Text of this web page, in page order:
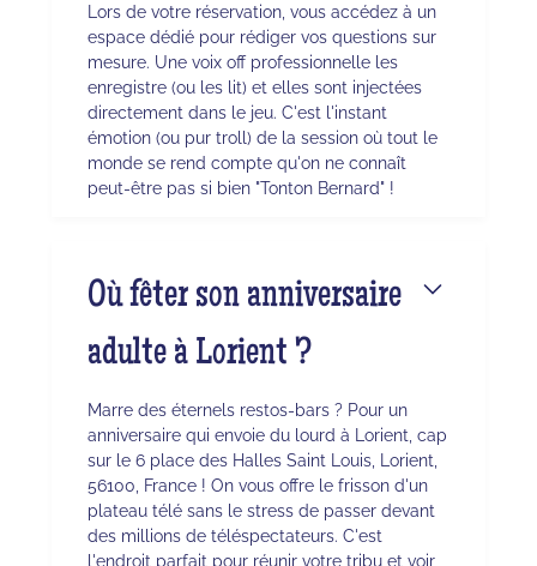
Lors de votre réservation, vous accédez à un
espace dédié pour rédiger vos questions sur
mesure. Une voix off professionnelle les
enregistre (ou les lit) et elles sont injectées
directement dans le jeu. C'est l'instant
émotion (ou pur troll) de la session où tout le
monde se rend compte qu'on ne connaît
peut-être pas si bien "Tonton Bernard" !
Où fêter son anniversaire
adulte à Lorient ?
Marre des éternels restos-bars ? Pour un
anniversaire qui envoie du lourd à Lorient, cap
sur le 6 place des Halles Saint Louis, Lorient,
56100, France ! On vous offre le frisson d'un
plateau télé sans le stress de passer devant
des millions de téléspectateurs. C'est
l'endroit parfait pour réunir votre tribu et voir